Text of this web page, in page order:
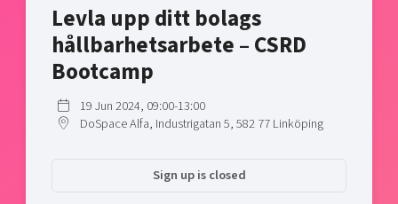
Shaping cities and regions
East Sweden Tech Women
Upscaling
Talent & skills
Startup & industry collaboration
Offers to boost your business
Funding opportunities
Our community of companies
Projects
Publications
Project toolbox
Today's lunch in Mjärdevi
Levla upp ditt bolags
hållbarhetsarbete – CSRD
Bootcamp
19 Jun 2024, 09:00-13:00
DoSpace Alfa, Industrigatan 5, 582 77 Linköping
Sign up is closed